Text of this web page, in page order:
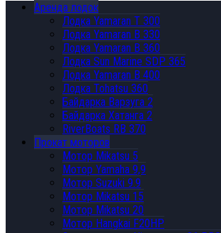
Аренда лодок
Лодка Yamaran T 300
Лодка Yamaran B 330
Лодка Yamaran B 360
Лодка Sun Marine SDP 365
Лодка Yamaran B 400
Лодка Tohatsu 360
Байдарка Варзуга 2
Байдарка Хатанга 2
RiverBoats RB 370
Прокат моторов
Мотор Mikatsu 5
Мотор Yamaha 9,9
Мотор Suzuki 9.9
Мотор Mikatsu 15
Мотор Mikatsu 20
Мотор Hangkai F20HP